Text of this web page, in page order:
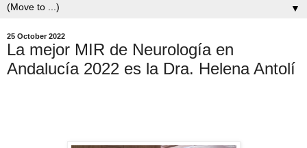
▼
25 October 2022
La mejor MIR de Neurología en
Andalucía 2022 es la Dra. Helena Antolí